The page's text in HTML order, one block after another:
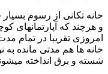
خانه تکانی از رسوم
و هرچند که آپارتمانهای
امروزی تقریبا در تمام
خانه ها هم مدتی مانده
شسته و برق انداخته